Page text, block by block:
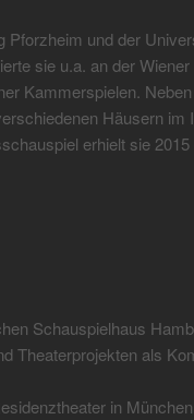
Pforzheim und der
sie u.a. an der Wiener
Kammerspielen.
Häusern im
erhielt sie 2015
Schauspielhaus
Theaterprojekten als
in